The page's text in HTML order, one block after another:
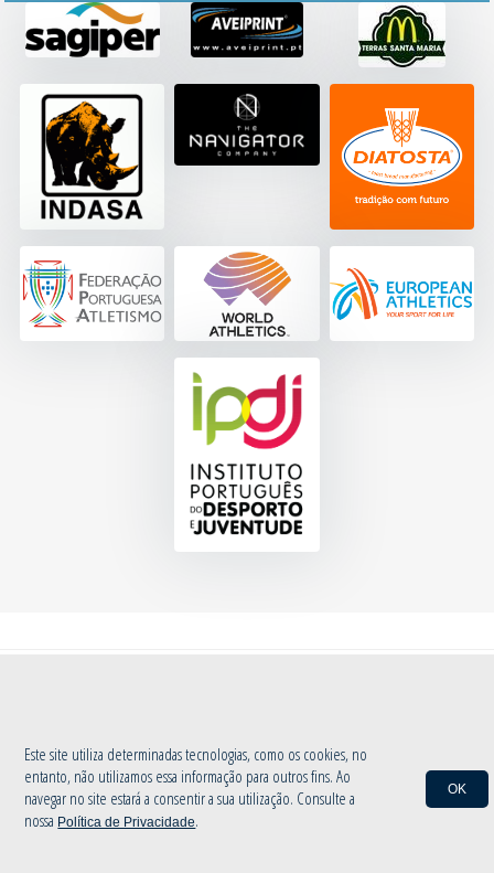
Este site utiliza determinadas tecnologias, como os cookies, no
entanto, não utilizamos essa informação para outros fins. Ao
navegar no site estará a consentir a sua utilização. Consulte a
nossa Política de Privacidade.
OK